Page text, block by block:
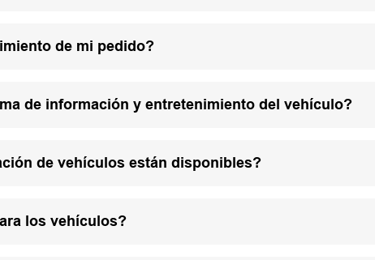
de mi pedido?
de información y entretenimiento del vehículo?
de vehículos están disponibles?
los vehículos?